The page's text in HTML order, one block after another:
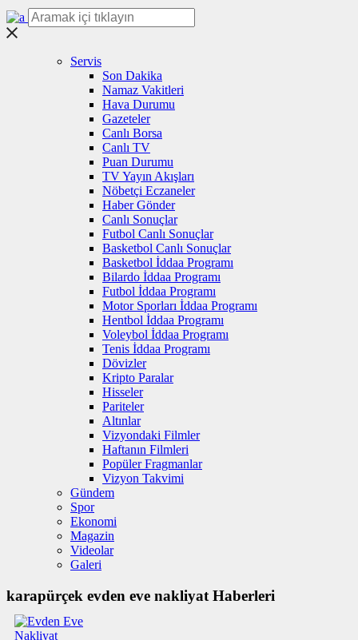
Servis
Son Dakika
Namaz Vakitleri
Hava Durumu
Gazeteler
Canlı Borsa
Canlı TV
Puan Durumu
TV Yayın Akışları
Nöbetçi Eczaneler
Haber Gönder
Canlı Sonuçlar
Futbol Canlı Sonuçlar
Basketbol Canlı Sonuçlar
Basketbol İddaa Programı
Bilardo İddaa Programı
Futbol İddaa Programı
Motor Sporları İddaa Programı
Hentbol İddaa Programı
Voleybol İddaa Programı
Tenis İddaa Programı
Dövizler
Kripto Paralar
Hisseler
Pariteler
Altınlar
Vizyondaki Filmler
Haftanın Filmleri
Popüler Fragmanlar
Vizyon Takvimi
Gündem
Spor
Ekonomi
Magazin
Videolar
Galeri
karapürçek evden eve nakliyat Haberleri